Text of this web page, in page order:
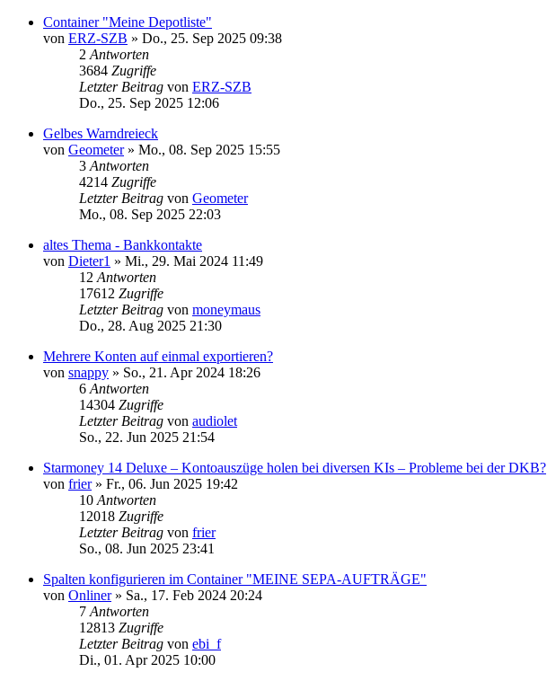
Container "Meine Depotliste"
von ERZ-SZB » Do., 25. Sep 2025 09:38
2 Antworten
3684 Zugriffe
Letzter Beitrag von ERZ-SZB
Do., 25. Sep 2025 12:06
Gelbes Warndreieck
von Geometer» Mo., 08. Sep 2025 15:55
3 Antworten
4214 Zugriffe
Letzter Beitrag von Geometer
Mo., 08. Sep 2025 22:03
altes Thema - Bankkontakte
von Dieter1 » Mi., 29. Mai 2024 11:49
12 Antworten
17612 Zugriffe
Letzter Beitrag von moneymaus
Do., 28. Aug 2025 21:30
Mehrere Konten auf einmal exportieren?
von snappy » So., 21. Apr 2024 18:26
6 Antworten
14304 Zugriffe
Letzter Beitrag von audiolet
So., 22. Jun 2025 21:54
Starmoney 14 Deluxe – Kontoauszüge holen bei diversen KIs – Probleme bei der DKB?
von frier» Fr., 06. Jun 2025 19:42
10 Antworten
12018 Zugriffe
Letzter Beitrag von frier
So., 08. Jun 2025 23:41
Spalten konfigurieren im Container "MEINE SEPA-AUFTRÄGE"
von Onliner» Sa., 17. Feb 2024 20:24
7 Antworten
12813 Zugriffe
Letzter Beitrag von ebi_f
Di., 01. Apr 2025 10:00